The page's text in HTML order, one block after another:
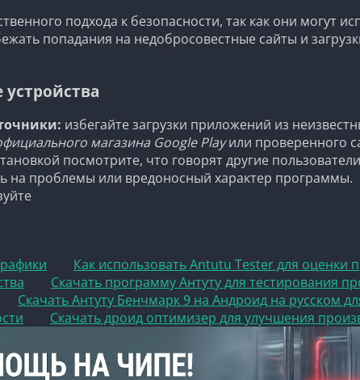
подхода к безопасности, так как они могут
попадания на недобросовестные сайты и
избегайте загрузки приложений из
магазина Google Playили проверенного
посмотрите, что говорят другие
на проблемы или вредоносный характер программы.
Как использовать Antutu Tester для оценки
Скачать программу Антуту для тестирования
Скачать Антуту Бенчмарк 9 на Андроид на русском
Скачать дроид оптимизер для улучшения